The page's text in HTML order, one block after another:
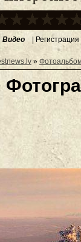
Видео | Регистрация
»